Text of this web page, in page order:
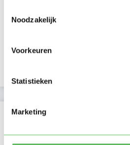
Noodzakelijk
Voorkeuren
Statistieken
Marketing
Laatste activiteit
Verificaties
E-mailadres is geverifieerd